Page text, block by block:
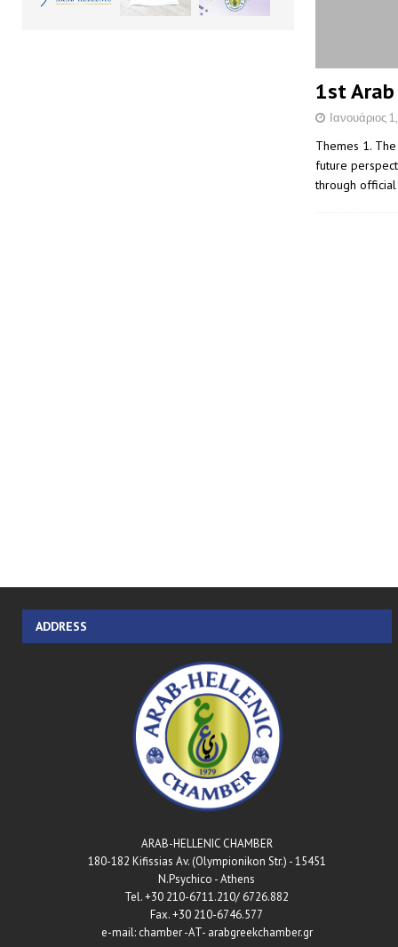
1st
Ιανουάριος
Themes 1.
future
through
ADDRESS
ARAB-HELLENIC CHAMBER
180-182 Kifissias Av. (Olympionikon Str.) - 15451
N.Psychico - Athens
Tel. +30 210-6711.210/ 6726.882
Fax. +30 210-6746.577
e-mail: chamber -AT- arabgreekchamber.gr